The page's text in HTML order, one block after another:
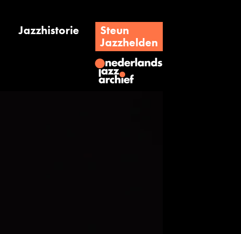
Jazzhistorie
Steun
Jazzhelden